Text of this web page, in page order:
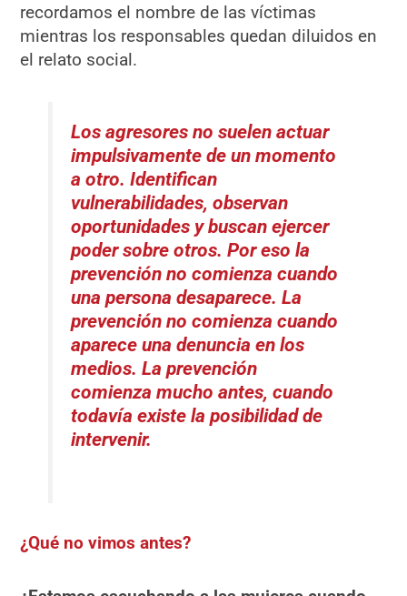
recordamos el nombre de las víctimas
mientras los responsables quedan diluidos en
el relato social.
Los agresores no suelen actuar
impulsivamente de un momento
a otro. Identifican
vulnerabilidades, observan
oportunidades y buscan ejercer
poder sobre otros. Por eso la
prevención no comienza cuando
una persona desaparece. La
prevención no comienza cuando
aparece una denuncia en los
medios. La prevención
comienza mucho antes, cuando
todavía existe la posibilidad de
intervenir.
¿Qué no vimos antes?